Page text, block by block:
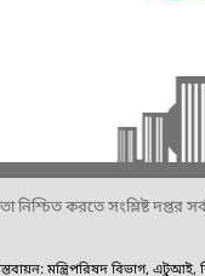
করতে সংশ্লিষ্ট দপ্তর
মন্ত্রিপরিষদ বিভাগ,